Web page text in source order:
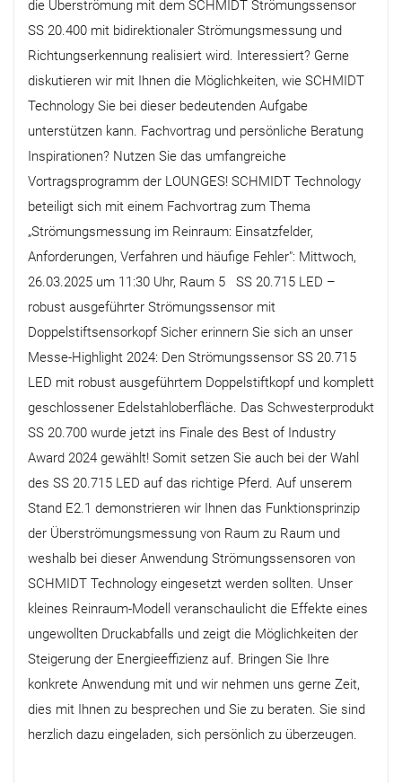
die Überströmung mit dem SCHMIDT Strömungssensor
SS 20.400 mit bidirektionaler Strömungsmessung und
Richtungserkennung realisiert wird. Interessiert? Gerne
diskutieren wir mit Ihnen die Möglichkeiten, wie SCHMIDT
Technology Sie bei dieser bedeutenden Aufgabe
unterstützen kann. Fachvortrag und persönliche Beratung
Inspirationen? Nutzen Sie das umfangreiche
Vortragsprogramm der LOUNGES! SCHMIDT Technology
beteiligt sich mit einem Fachvortrag zum Thema
„Strömungsmessung im Reinraum: Einsatzfelder,
Anforderungen, Verfahren und häufige Fehler": Mittwoch,
26.03.2025 um 11:30 Uhr, Raum 5 SS 20.715 LED –
robust ausgeführter Strömungssensor mit
Doppelstiftsensorkopf Sicher erinnern Sie sich an unser
Messe-Highlight 2024: Den Strömungssensor SS 20.715
LED mit robust ausgeführtem Doppelstiftkopf und komplett
geschlossener Edelstahloberfläche. Das Schwesterprodukt
SS 20.700 wurde jetzt ins Finale des Best of Industry
Award 2024 gewählt! Somit setzen Sie auch bei der Wahl
des SS 20.715 LED auf das richtige Pferd. Auf unserem
Stand E2.1 demonstrieren wir Ihnen das Funktionsprinzip
der Überströmungsmessung von Raum zu Raum und
weshalb bei dieser Anwendung Strömungssensoren von
SCHMIDT Technology eingesetzt werden sollten. Unser
kleines Reinraum-Modell veranschaulicht die Effekte eines
ungewollten Druckabfalls und zeigt die Möglichkeiten der
Steigerung der Energieeffizienz auf. Bringen Sie Ihre
konkrete Anwendung mit und wir nehmen uns gerne Zeit,
dies mit Ihnen zu besprechen und Sie zu beraten. Sie sind
herzlich dazu eingeladen, sich persönlich zu überzeugen.